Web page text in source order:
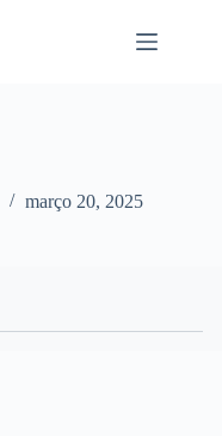
março 20, 2025